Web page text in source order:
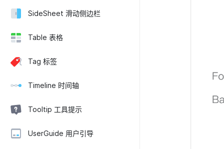
SideSheet 滑动侧边栏
Table 表格
Tag 标签
Timeline 时间轴
Tooltip 工具提示
UserGuide 用户引导